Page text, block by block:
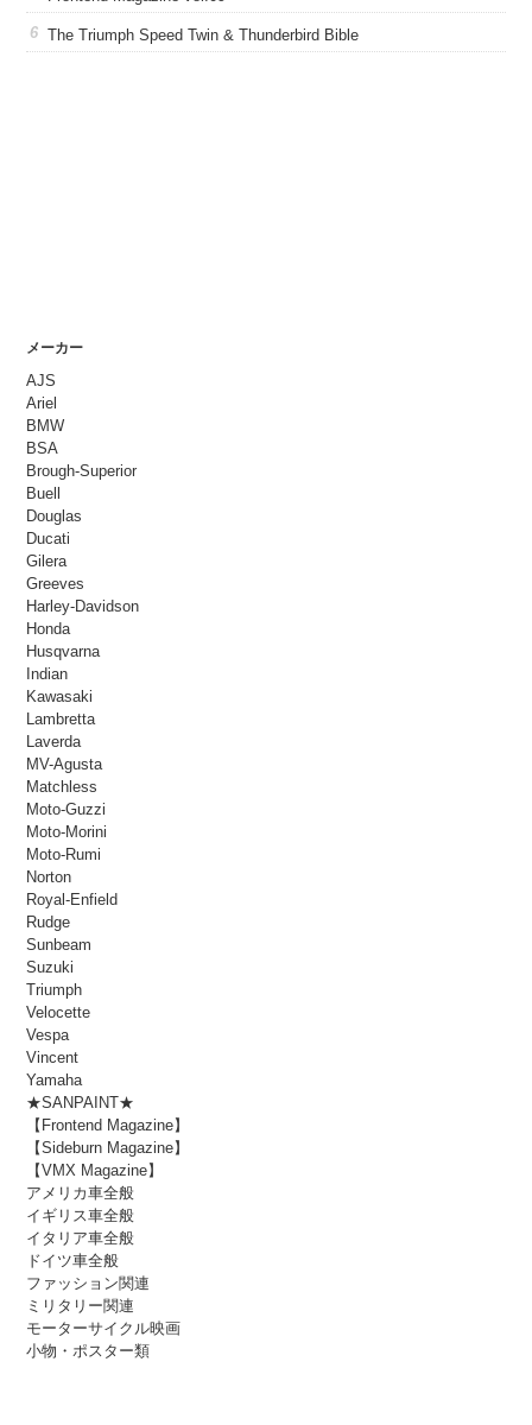
The Triumph Speed Twin & Thunderbird Bible
メーカー
AJS
Ariel
BMW
BSA
Brough-Superior
Buell
Douglas
Ducati
Gilera
Greeves
Harley-Davidson
Honda
Husqvarna
Indian
Kawasaki
Lambretta
Laverda
MV-Agusta
Matchless
Moto-Guzzi
Moto-Morini
Moto-Rumi
Norton
Royal-Enfield
Rudge
Sunbeam
Suzuki
Triumph
Velocette
Vespa
Vincent
Yamaha
★SANPAINT★
【Frontend Magazine】
【Sideburn Magazine】
【VMX Magazine】
アメリカ車全般
イギリス車全般
イタリア車全般
ドイツ車全般
ファッション関連
ミリタリー関連
モーターサイクル映画
小物・ポスター類